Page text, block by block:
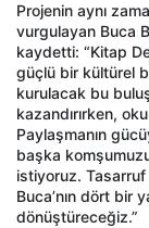
Projenin aynı
vurgulayan Buca
kaydetti: “Kitap
güçlü bir kültürel
kurulacak bu
kazandırırken,
Paylaşmanın
başka
istiyoruz. Tasarruf
Buca’nın dört bir
dönüştüreceğiz.”